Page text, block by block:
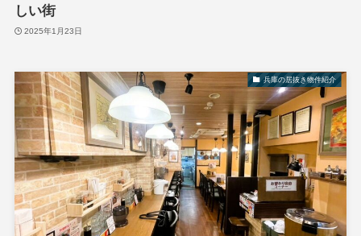
しい街
2025年1月23日
兵庫の居抜き物件紹介